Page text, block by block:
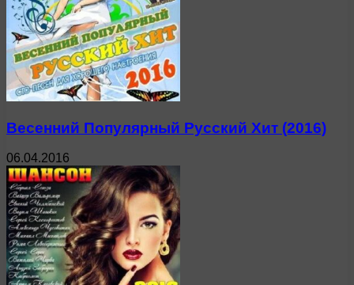
Весенний Популярный Русский Хит (2016)
06.04.2016